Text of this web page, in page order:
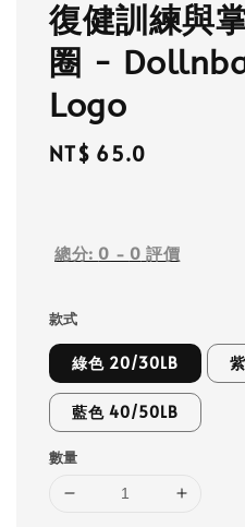
復健訓練與
圈 -
Logo
Regular
NT$ 65.0
總分: 0 - 0 評價
款式
綠色 20/30LB
藍色 40/50LB
數量